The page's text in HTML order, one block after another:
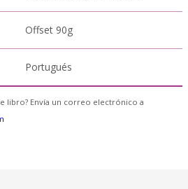
Offset 90g
Portugués
libro? Envía un correo electrónico a